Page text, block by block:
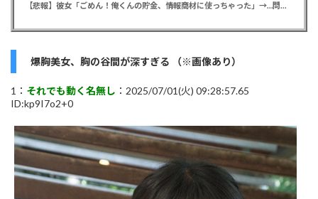
【悲報】彼女「ごめん！俺くんの貯金、情報商材に使っちゃった」→…問い詰めたらギャン泣きされたんだが俺が悪いのか？
爆胸美女、胸の谷間が深すぎる （※画像あり）
1： それでも動く名無し ：2025/07/01(火) 09:28:57.65
ID:kp9I7o2+0